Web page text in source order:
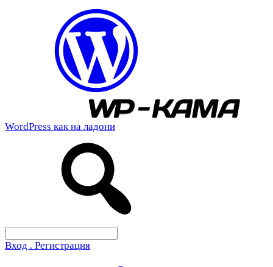
WordPress как на ладони
Вход . Регистрация